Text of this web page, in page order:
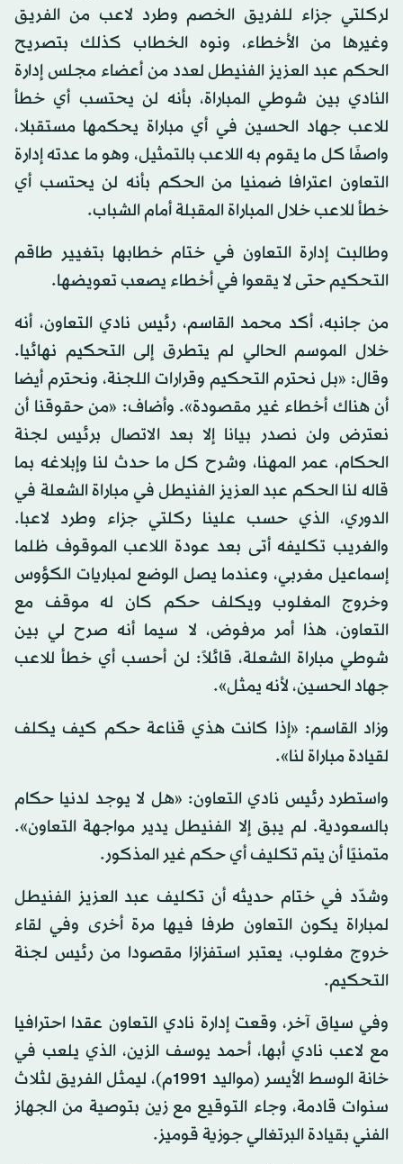
لركلتي جزاء للفريق الخصم وطرد لاعب من الفريق
وغيرها من الأخطاء، ونوه الخطاب كذلك بتصريح
الحكم عبد العزيز الفنيطل لعدد من أعضاء مجلس إدارة
النادي بين شوطي المباراة، بأنه لن يحتسب أي خطأ
للاعب جهاد الحسين في أي مباراة يحكمها مستقبلا،
واصفًا كل ما يقوم به اللاعب بالتمثيل، وهو ما عدته إدارة
التعاون اعترافا ضمنيا من الحكم بأنه لن يحتسب أي
خطأ للاعب خلال المباراة المقبلة أمام الشباب.
وطالبت إدارة التعاون في ختام خطابها بتغيير طاقم
التحكيم حتى لا يقعوا في أخطاء يصعب تعويضها.
من جانبه، أكد محمد القاسم، رئيس نادي التعاون، أنه
خلال الموسم الحالي لم يتطرق إلى التحكيم نهائيا.
وقال: «بل نحترم التحكيم وقرارات اللجنة، ونحترم أيضا
أن هناك أخطاء غير مقصودة». وأضاف: «من حقوقنا أن
نعترض ولن نصدر بيانا إلا بعد الاتصال برئيس لجنة
الحكام، عمر المهنا، وشرح كل ما حدث لنا وإبلاغه بما
قاله لنا الحكم عبد العزيز الفنيطل في مباراة الشعلة في
الدوري، الذي حسب علينا ركلتي جزاء وطرد لاعبا.
والغريب تكليفه أتى بعد عودة اللاعب الموقوف ظلما
إسماعيل مغربي، وعندما يصل الوضع لمباريات الكؤوس
وخروج المغلوب ويكلف حكم كان له موقف مع
التعاون، هذا أمر مرفوض، لا سيما أنه صرح لي بين
شوطي مباراة الشعلة، قائلاً: لن أحسب أي خطأ للاعب
جهاد الحسين، لأنه يمثل».
وزاد القاسم: «إذا كانت هذي قناعة حكم كيف يكلف
لقيادة مباراة لنا».
واستطرد رئيس نادي التعاون: «هل لا يوجد لدنيا حكام
بالسعودية. لم يبق إلا الفنيطل يدير مواجهة التعاون».
متمنيًا أن يتم تكليف أي حكم غير المذكور.
وشدّد في ختام حديثه أن تكليف عبد العزيز الفنيطل
لمباراة يكون التعاون طرفا فيها مرة أخرى وفي لقاء
خروج مغلوب، يعتبر استفزازا مقصودا من رئيس لجنة
التحكيم.
وفي سياق آخر، وقعت إدارة نادي التعاون عقدا احترافيا
مع لاعب نادي أبها، أحمد يوسف الزين، الذي يلعب في
خانة الوسط الأيسر (مواليد 1991م)، ليمثل الفريق لثلاث
سنوات قادمة، وجاء التوقيع مع زين بتوصية من الجهاز
الفني بقيادة البرتغالي جوزية قوميز.